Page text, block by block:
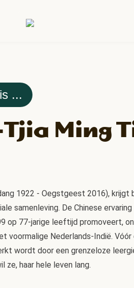
...
Ming
1922 - Oegstgeest 2016),
samenleving. De Chinese
op 77-jarige leeftijd promoveert,
voormalige Nederlands-Indië.
wordt door een grenzeloze
ze, haar hele leven lang.